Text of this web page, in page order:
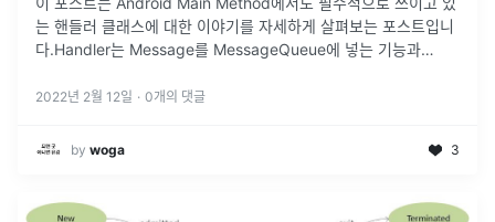
는 핸들러 클래스에 대한 이야기를 자세하게 살펴보는 포스트입니
다.Handler는 Message를 MessageQueue에 넣는 기능과
2022년 2월 12일 · 0개의 댓글
by woga 3